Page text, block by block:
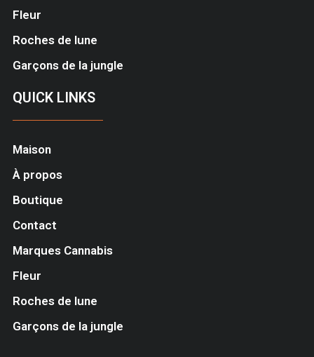
Fleur
Roches de lune
Garçons de la jungle
QUICK LINKS
Maison
À propos
Boutique
Contact
Marques Cannabis
Fleur
Roches de lune
Garçons de la jungle